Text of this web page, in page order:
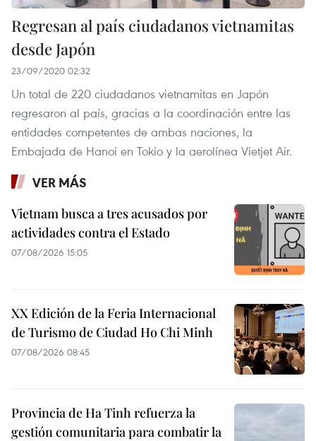
Regresan al país ciudadanos vietnamitas
desde Japón
23/09/2020 02:32
Un total de 220 ciudadanos vietnamitas en Japón
regresaron al país, gracias a la coordinación entre las
entidades competentes de ambas naciones, la
Embajada de Hanoi en Tokio y la aerolínea Vietjet Air.
VER MÁS
Vietnam busca a tres acusados por
actividades contra el Estado
07/08/2026 15:05
XX Edición de la Feria Internacional
de Turismo de Ciudad Ho Chi Minh
07/08/2026 08:45
Provincia de Ha Tinh refuerza la
gestión comunitaria para combatir la